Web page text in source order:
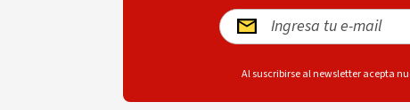
Al suscribirse al newsletter acepta